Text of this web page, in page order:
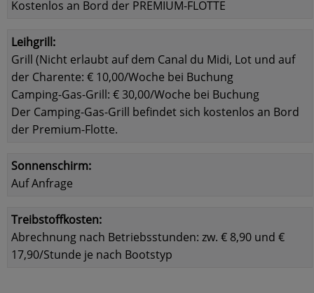
Kostenlos an Bord der PREMIUM-FLOTTE
Leihgrill:
Grill (Nicht erlaubt auf dem Canal du Midi, Lot und auf
der Charente: € 10,00/Woche bei Buchung
Camping-Gas-Grill: € 30,00/Woche bei Buchung
Der Camping-Gas-Grill befindet sich kostenlos an Bord
der Premium-Flotte.
Sonnenschirm:
Auf Anfrage
Treibstoffkosten:
Abrechnung nach Betriebsstunden: zw. € 8,90 und €
17,90/Stunde je nach Bootstyp